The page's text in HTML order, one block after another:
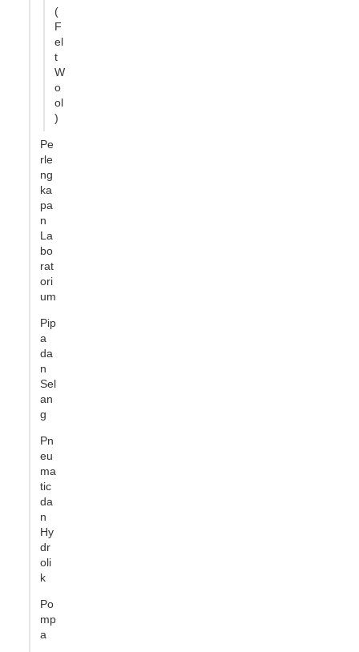
(
F
el
t
W
o
ol
)
Pe
rle
ng
ka
pa
n
La
bo
rat
ori
um
Pip
a
da
n
Sel
an
g
Pn
eu
ma
tic
da
n
Hy
dr
oli
k
Po
mp
a